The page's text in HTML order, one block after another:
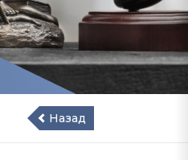
Назад